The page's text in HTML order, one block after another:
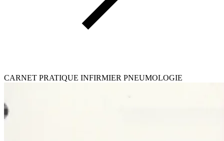
CARNET PRATIQUE INFIRMIER PNEUMOLOGIE